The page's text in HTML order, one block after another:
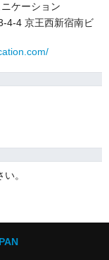
ケーション
4-4 京王西新宿南ビ
。